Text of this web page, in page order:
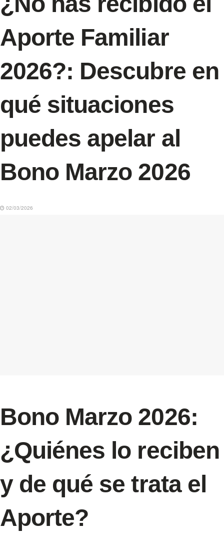
Aporte Familiar
2026?: Descubre en
qué situaciones
puedes apelar al
Bono Marzo 2026
02/03/2026
Bono Marzo 2026:
¿Quiénes lo reciben
y de qué se trata el
Aporte?